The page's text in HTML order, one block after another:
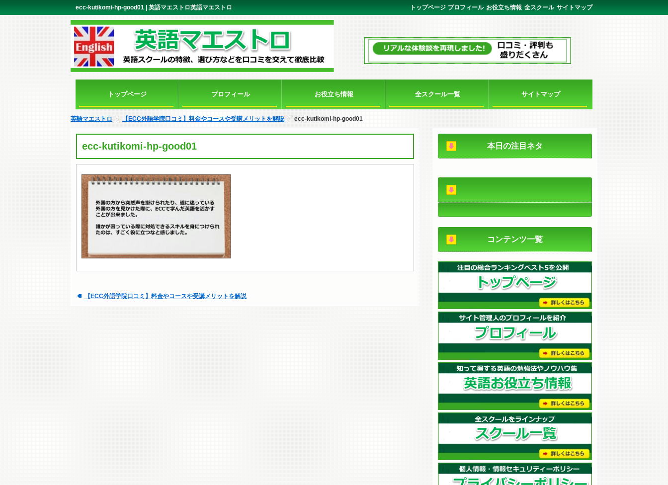
ecc-kutikomi-hp-good01 | 英語マエストロ英語マエストロ サイトマップ
全スクール
お役立ち情報
プロフィール
トップページ
トップページ プロフィール お役立ち情報 全スクール一覧 サイトマップ
英語マエストロ 【ECC外語学院口コミ】料金やコースや受講メリットを解説 ecc-kutikomi-hp-good01
ecc-kutikomi-hp-good01
【ECC外語学院口コミ】料金やコースや受講メリットを解説
本日の注目ネタ
コンテンツ一覧